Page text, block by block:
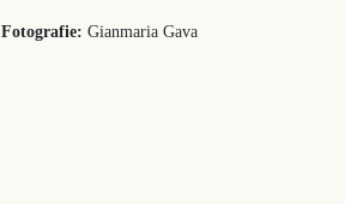
Fotografie: Gianmaria Gava